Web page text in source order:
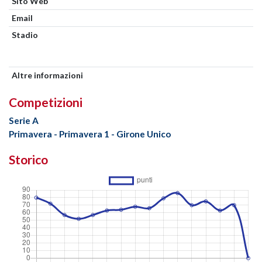
Email
Stadio
Altre informazioni
Competizioni
Serie A
Primavera - Primavera 1 - Girone Unico
Storico